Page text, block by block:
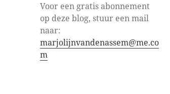
Voor een gratis abonnement
op deze blog, stuur een mail
naar:
marjolijnvandenassem@me.co
m